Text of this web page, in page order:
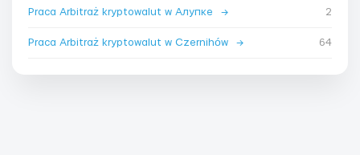
Praca Arbitraż kryptowalut w Алупке → 2
Praca Arbitraż kryptowalut w Czernihów → 64